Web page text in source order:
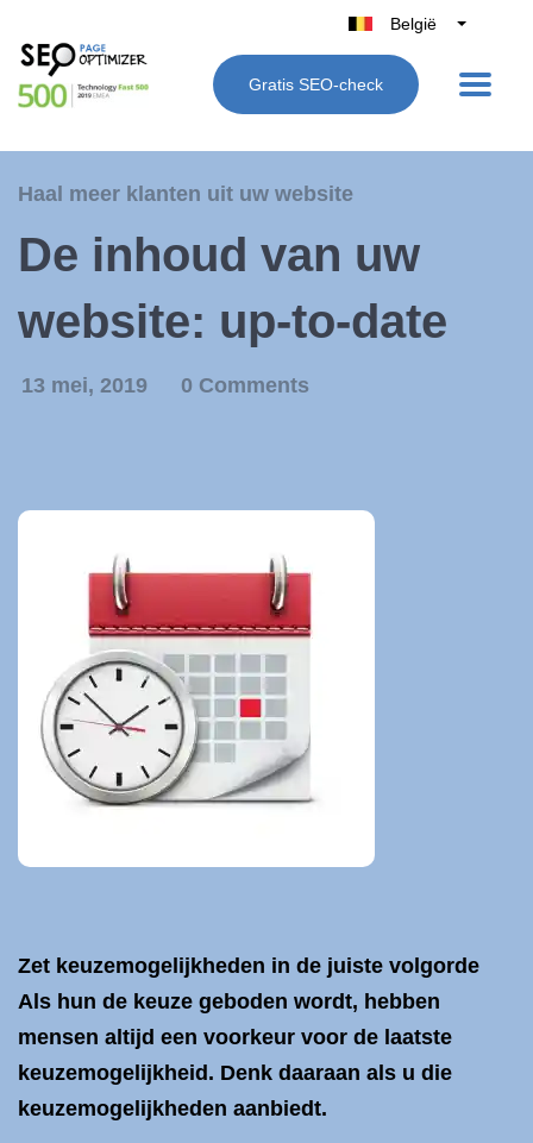
België
Belgique
Nederland
España
Gratis SEO-check
Haal meer klanten uit uw website
De inhoud van uw
website: up-to-date
13 mei, 2019 0 Comments
Zet keuzemogelijkheden in de juiste volgorde
Als hun de keuze geboden wordt, hebben
mensen altijd een voorkeur voor de laatste
keuzemogelijkheid. Denk daaraan als u die
keuzemogelijkheden aanbiedt.